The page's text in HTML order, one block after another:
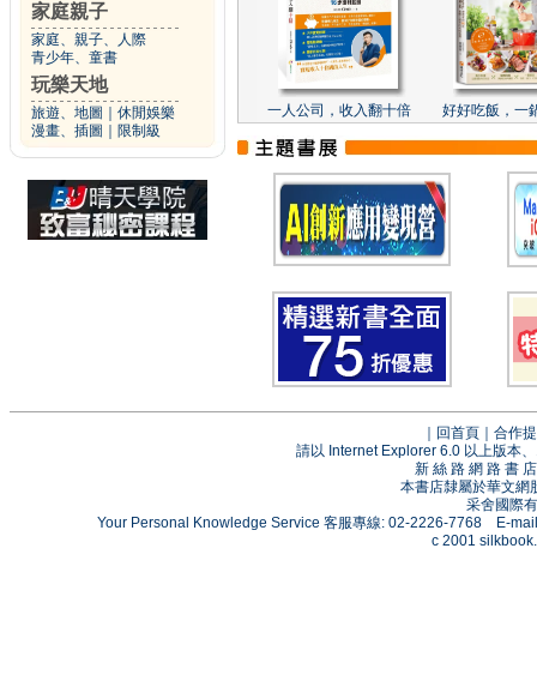
家庭親子
家庭、親子、人際
青少年、童書
玩樂天地
旅遊、地圖
休閒娛樂
漫畫、插圖
限制級
一人公司，收入翻十倍 好好吃飯，一
回首頁
合作
請以 Internet Explorer 6.0 以上版本
新 絲 路 網 路 書
本書店隸屬於華文網
采舍國際
Your Personal Knowledge Service 客服專線: 02-2226-7768 E-
c 2001